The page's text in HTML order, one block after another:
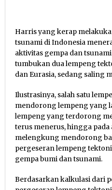
Harris yang kerap
tsunami di Indonesia
aktivitas gempa dan
tumbukan dua lempeng
dan Eurasia, sedang saling
Ilustrasinya, salah satu
mendorong lempeng yang
lempeng yang terdorong
terus menerus, hingga
melengkung mendorong
pergeseran lempeng
gempa bumi dan tsunami.
Berdasarkan kalkulasi dari